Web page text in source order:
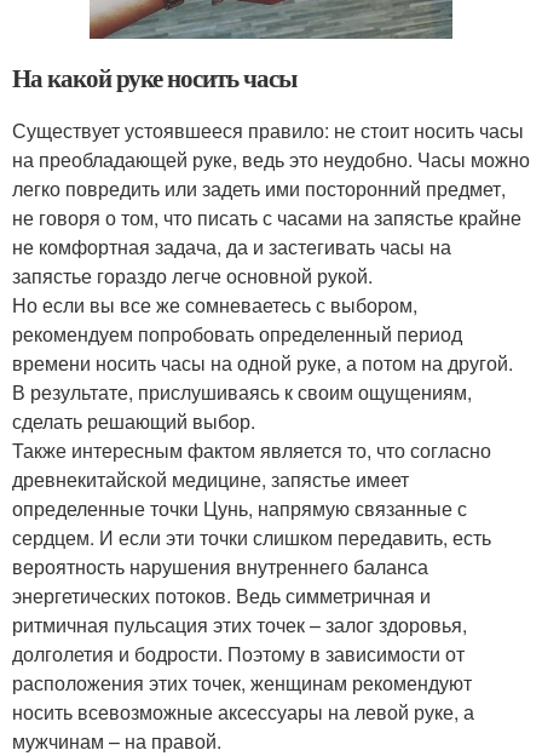
На какой руке носить часы
Существует устоявшееся правило: не стоит носить часы
на преобладающей руке, ведь это неудобно. Часы можно
легко повредить или задеть ими посторонний предмет,
не говоря о том, что писать с часами на запястье крайне
не комфортная задача, да и застегивать часы на
запястье гораздо легче основной рукой.
Но если вы все же сомневаетесь с выбором,
рекомендуем попробовать определенный период
времени носить часы на одной руке, а потом на другой.
В результате, прислушиваясь к своим ощущениям,
сделать решающий выбор.
Также интересным фактом является то, что согласно
древнекитайской медицине, запястье имеет
определенные точки Цунь, напрямую связанные с
сердцем. И если эти точки слишком передавить, есть
вероятность нарушения внутреннего баланса
энергетических потоков. Ведь симметричная и
ритмичная пульсация этих точек – залог здоровья,
долголетия и бодрости. Поэтому в зависимости от
расположения этих точек, женщинам рекомендуют
носить всевозможные аксессуары на левой руке, а
мужчинам – на правой.